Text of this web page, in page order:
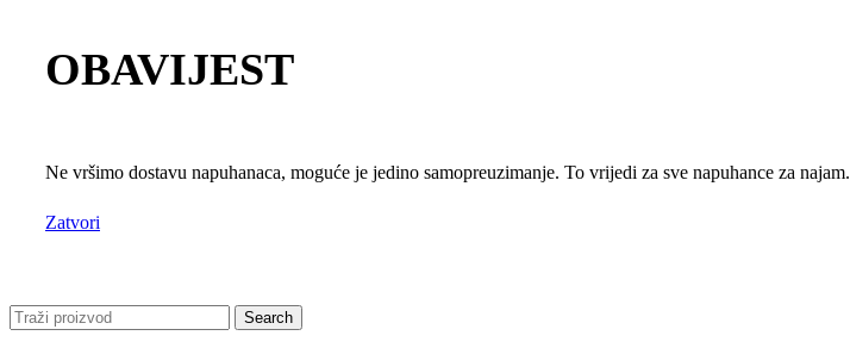
OBAVIJEST
Ne vršimo dostavu napuhanaca, moguće je jedino samopreuzimanje. To vrijedi za sve napuhance za najam.
Zatvori
Search